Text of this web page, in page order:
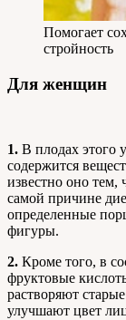
Помогает
стройность
Для женщин
1. В плодах этого
содержится
известно оно тем,
самой причине
определенные
фигуры.
2. Кроме того, в
фруктовые
растворяют
улучшают цвет